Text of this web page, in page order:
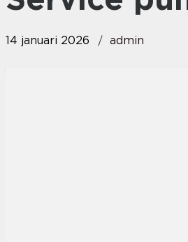
14 januari 2026 admin